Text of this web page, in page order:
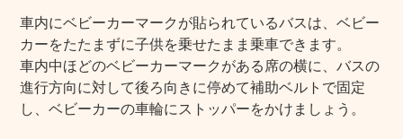
車内にベビーカーマークが貼られているバスは、ベビー
カーをたたまずに子供を乗せたまま乗車できます。
車内中ほどのベビーカーマークがある席の横に、バスの
進行方向に対して後ろ向きに停めて補助ベルトで固定
し、ベビーカーの車輪にストッパーをかけましょう。